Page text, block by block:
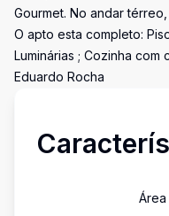
Gourmet. No andar
O apto esta completo:
Luminárias ; Cozinha
Eduardo Rocha
Área